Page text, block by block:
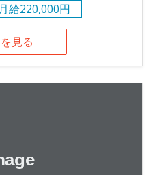
月給220,000円
見る